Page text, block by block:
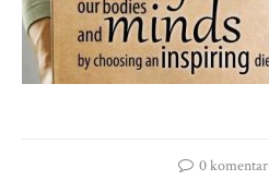
0 komentar